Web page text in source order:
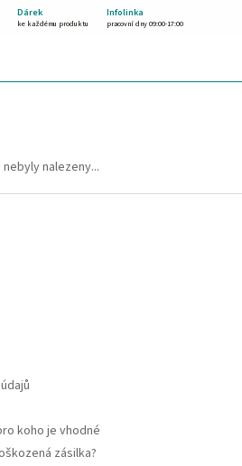
Dárek Infolinka
ke každému produktu pracovní dny 09:00-17:00
nebyly nalezeny...
koho je vhodné
zásilka?